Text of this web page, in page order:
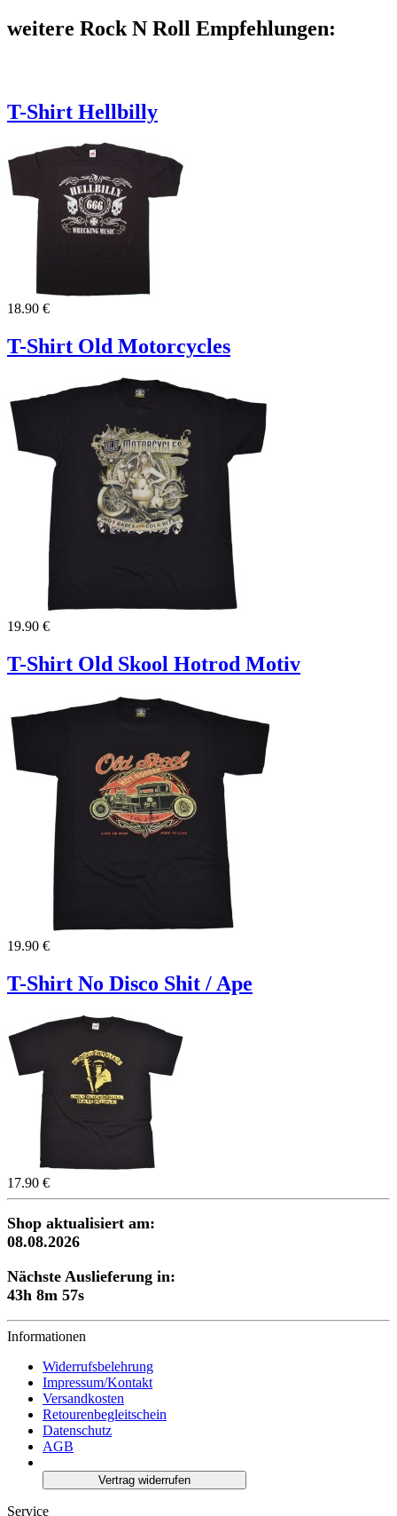
weitere Rock N Roll Empfehlungen:
T-Shirt Hellbilly
18.90 €
T-Shirt Old Motorcycles
19.90 €
T-Shirt Old Skool Hotrod Motiv
19.90 €
T-Shirt No Disco Shit / Ape
17.90 €
Shop aktualisiert am:
08.08.2026
Nächste Auslieferung in:
43h 8m 57s
Informationen
Widerrufsbelehrung
Impressum/Kontakt
Versandkosten
Retourenbegleitschein
Datenschutz
AGB
Vertrag widerrufen
Service